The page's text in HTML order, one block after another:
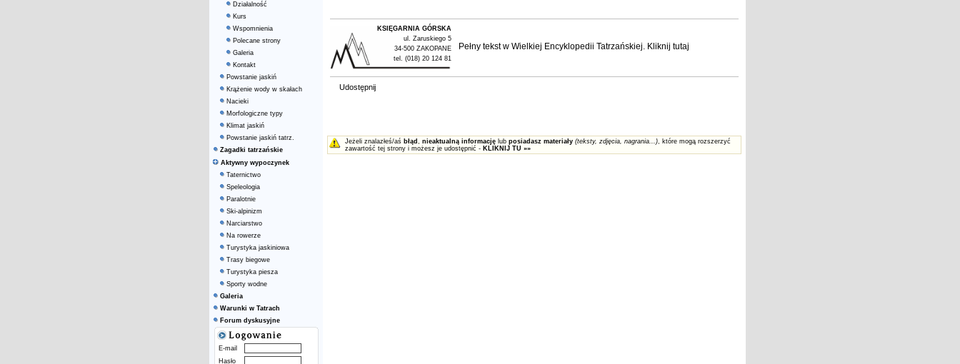
Działalność
Kurs
Wspomnienia
Polecane strony
Galeria
Kontakt
Powstanie jaskiń
Krążenie wody w skałach
Nacieki
Morfologiczne typy
Klimat jaskiń
Powstanie jaskiń tatrz.
Zagadki tatrzańskie
Aktywny wypoczynek
Taternictwo
Speleologia
Paralotnie
Ski-alpinizm
Narciarstwo
Na rowerze
Turystyka jaskiniowa
Trasy biegowe
Turystyka piesza
Sporty wodne
Galeria
Warunki w Tatrach
Forum dyskusyjne
E-mail
Hasło
KSIĘGARNIA GÓRSKA
ul. Zaruskiego 5
34-500 ZAKOPANE
tel. (018) 20 124 81
Pełny tekst w Wielkiej Encyklopedii Tatrzańskiej. Kliknij tutaj
Udostępnij
Jeżeli znalazłeś/aś błąd , nieaktualną informację lub posiadasz materiały (teksty, zdjęcia, nagrania...), które mogą rozszerzyć
zawartość tej strony i możesz je udostępnić - KLIKNIJ TU »»